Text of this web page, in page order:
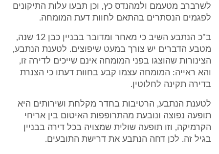
לשרברב מטעמם ולמהנדס כץ, וכן תבעו עלות התיקונים
לפגמים הנסתרים בהתאם לחוות דעת המומחה.
ב"כ הנתבע השיב כי מאחר ומדובר בבניין כבן 12 שנה,
מטבע הדברים יש צורך במעט שיפוצים. לטענת הנתבע,
הצינורות שהוצגו בפני המומחה אינם שייכים לדירה זו,
והא ראייה: המומחה עצמו קבע בחוות דעתו כי הצנרת
בדירה תקינה לחלוטין.
לטענת הנתבע, הרטיבות בחדר מקלחת ושירותים היא
תופעה נפוצה ונובעת מהתרופפות האיטום בין אריחי
הקרמיקה, וזו תופעה שולית שמצויה בכל דירה בבניין
בגיל זה. לכן דחה הנתבע את דרישת התובעים.